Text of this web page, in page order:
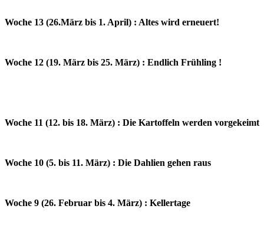
Woche 13 (26.März bis 1. April) : Altes wird erneuert!
Woche 12 (19. März bis 25. März) : Endlich Frühling !
Woche 11 (12. bis 18. März) : Die Kartoffeln werden vorgekeimt
Woche 10 (5. bis 11. März) : Die Dahlien gehen raus
Woche 9 (26. Februar bis 4. März) : Kellertage